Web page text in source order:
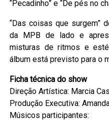
“Pecadinho” e “De pés no
“Das coisas que surgem”
da MPB de lado e
misturas de ritmos e
álbum está previsto para o
Ficha técnica do show
Direção Artística: Marcia
Produção Executiva:
Músicos participantes: